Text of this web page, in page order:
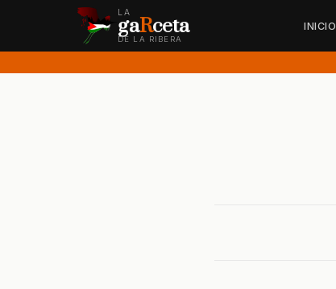
LA
gaRceta
DE LA RIBERA
INICIO